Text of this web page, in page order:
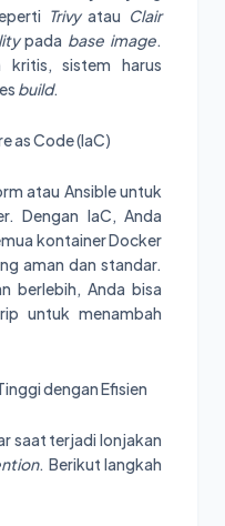
Trivyatau Clair
pada base image.
kritis, sistem harus
build.
as Code (IaC)
atau Ansible untuk
Dengan IaC, Anda
kontainer Docker
aman dan standar.
berlebih, Anda bisa
untuk menambah
dengan Efisien
saat terjadi lonjakan
. Berikut langkah